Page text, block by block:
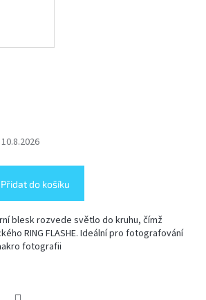
10.8.2026
Přidat do košíku
blesk rozvede světlo do kruhu, čímž
RING FLASHE. Ideální pro fotografování
fotografii